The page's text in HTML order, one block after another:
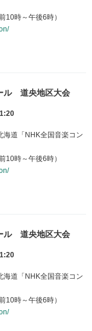
10時～午後6時）
ル 道央地区大会
海道「NHK全国音楽コン
10時～午後6時）
ル 道央地区大会
海道「NHK全国音楽コン
10時～午後6時）